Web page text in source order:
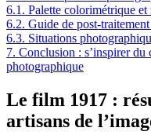
6.1. Palette colorimétrique et
6.2. Guide de post-
6.3. Situations
7. Conclusion : s’inspirer du
photographique
Le film 1917 :
artisans de